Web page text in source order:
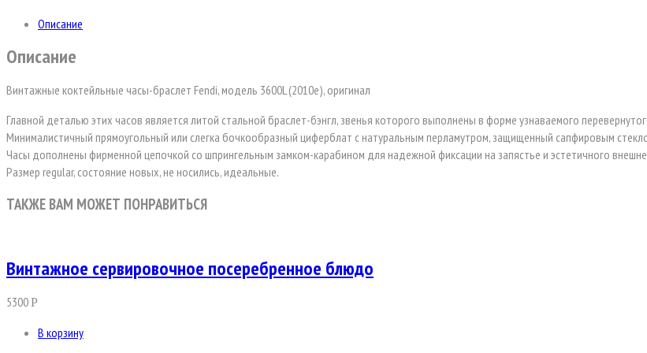
Описание
Описание
Винтажные коктейльные часы-браслет Fendi, модель 3600L (2010е), оригинал
Главной деталью этих часов является литой стальной браслет-бэнгл, звенья которого выполнены в форме узнаваемого
Минималистичный прямоугольный или слегка бочкообразный циферблат с натуральным перламутром, защищенный сапфировым
Часы дополнены фирменной цепочкой со шпрингельным замком-карабином для надежной фиксации на запястье и эстетичного
Размер regular, состояние новых, не носились, идеальные.
ТАКЖЕ ВАМ МОЖЕТ ПОНРАВИТЬСЯ
Винтажное сервировочное посеребренное блюдо
5300Р
В корзину